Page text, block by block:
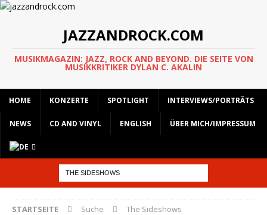
JAZZANDROCK.COM
MUSIKMAGAZIN: JAZZ, ROCK AND BEYOND. DIE SEITE VON
MUSIKKRITIKER DYLAN C. AKALIN
HOME KONZERTE SPOTLIGHT INTERVIEWS/PORTRÄTS
NEWS CD AND VINYL ENGLISH ÜBER MICH/IMPRESSUM
STARTSEITE Suche The Sideshows